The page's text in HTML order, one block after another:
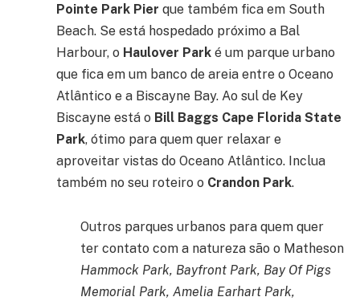
Pointe Park Pier que também fica em South
Beach. Se está hospedado próximo a Bal
Harbour, o Haulover Park é um parque urbano
que fica em um banco de areia entre o Oceano
Atlântico e a Biscayne Bay. Ao sul de Key
Biscayne está o Bill Baggs Cape Florida State
Park, ótimo para quem quer relaxar e
aproveitar vistas do Oceano Atlântico. Inclua
também no seu roteiro o Crandon Park.
Outros parques urbanos para quem quer
ter contato com a natureza são o Matheson
Hammock Park, Bayfront Park, Bay Of Pigs
Memorial Park, Amelia Earhart Park,